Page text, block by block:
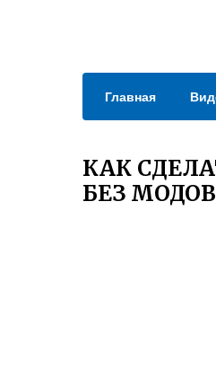
Главная
КАК
БЕЗ МОДОВ